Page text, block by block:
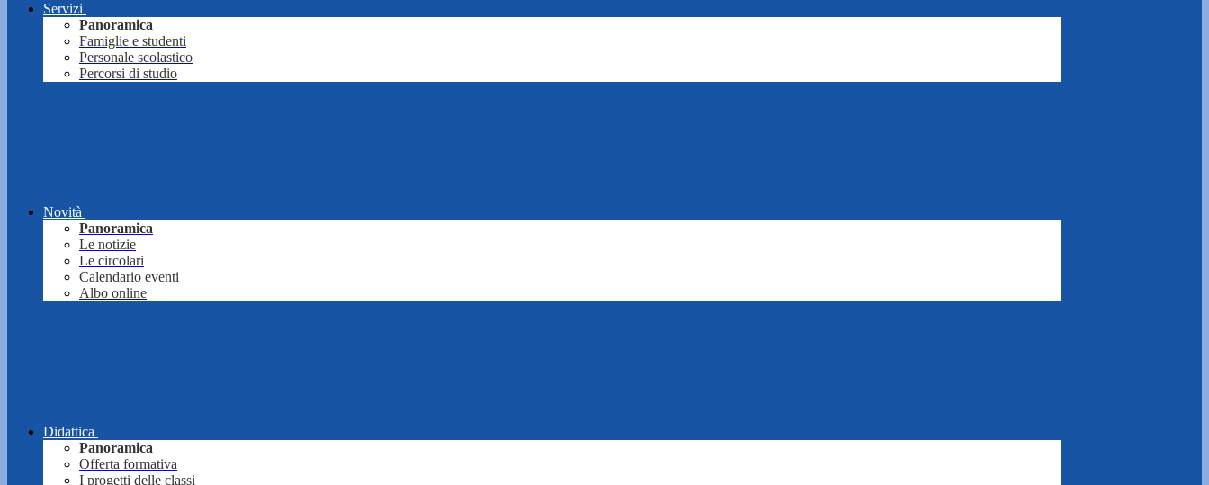
Servizi
Panoramica
Famiglie e studenti
Personale scolastico
Percorsi di studio
Novità
Panoramica
Le notizie
Le circolari
Calendario eventi
Albo online
Didattica
Panoramica
Offerta formativa
I progetti delle classi